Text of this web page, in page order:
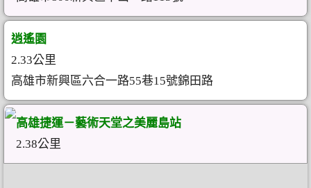
逍遙園
2.33公里
高雄市新興區六合一路55巷15號錦田路
高雄捷運－藝術天堂之美麗島站
2.38公里